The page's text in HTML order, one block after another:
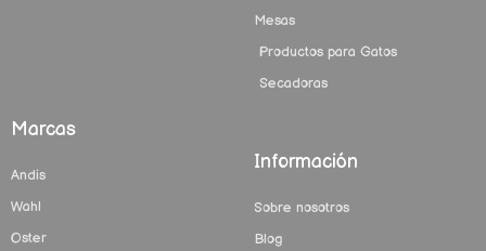
Mesas
Productos para Gatos
Secadoras
Marcas
Andis
Wahl
Oster
Información
Sobre nosotros
Blog